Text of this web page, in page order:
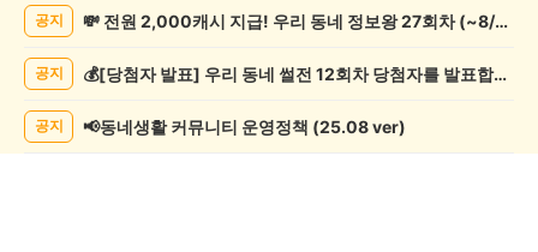
행/
목
공지 💸 전원 2,000캐시 지급! 우리 동네 정보왕 27회차 (~8/10)
공지 💰[당첨자 발표] 우리 동네 썰전 12회차 당첨자를 발표합니다!
공지 📢동네생활 커뮤니티 운영정책 (25.08 ver)